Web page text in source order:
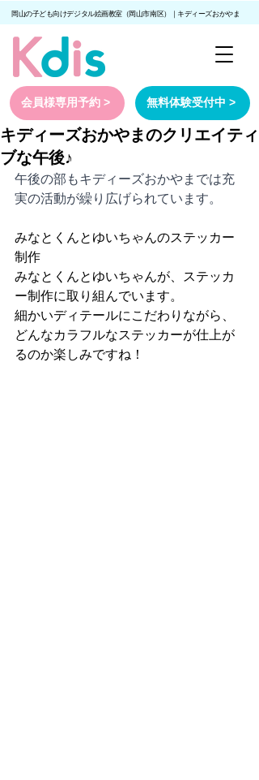
岡山の子ども向けデジタル絵画教室（岡山市南区）｜キディーズおかやま
会員様専用予約 > 無料体験受付中 >
キディーズおかやまのクリエイティ
ブな午後♪
午後の部もキディーズおかやまでは充
実の活動が繰り広げられています。
みなとくんとゆいちゃんのステッカー
制作
みなとくんとゆいちゃんが、ステッカ
ー制作に取り組んでいます。
細かいディテールにこだわりながら、
どんなカラフルなステッカーが仕上が
るのか楽しみですね！